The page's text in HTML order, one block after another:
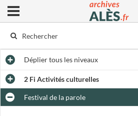
Archives municipales
Ouvrir le menu déroulant
Dépliertous les niveaux
2 Fi Activités culturelles
Festival de la parole